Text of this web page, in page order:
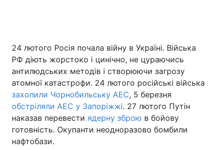
Головна Війна
Україна Політика
Економіка Світ
Спорт Наука
Техно і зв'язок
24 лютого Росія почала війну в Україні. Війська
РФ діють жорстоко і цинічно, не цураючись
антилюдських методів і створюючи загрозу
атомної катастрофи. 24 лютого російські війська
захопили Чорнобильську АЕС, 5 березня
обстріляли АЕС у Запоріжжі. 27 лютого Путін
наказав перевести ядерну зброю в бойову
готовність. Окупанти неодноразово бомбили
нафтобази.